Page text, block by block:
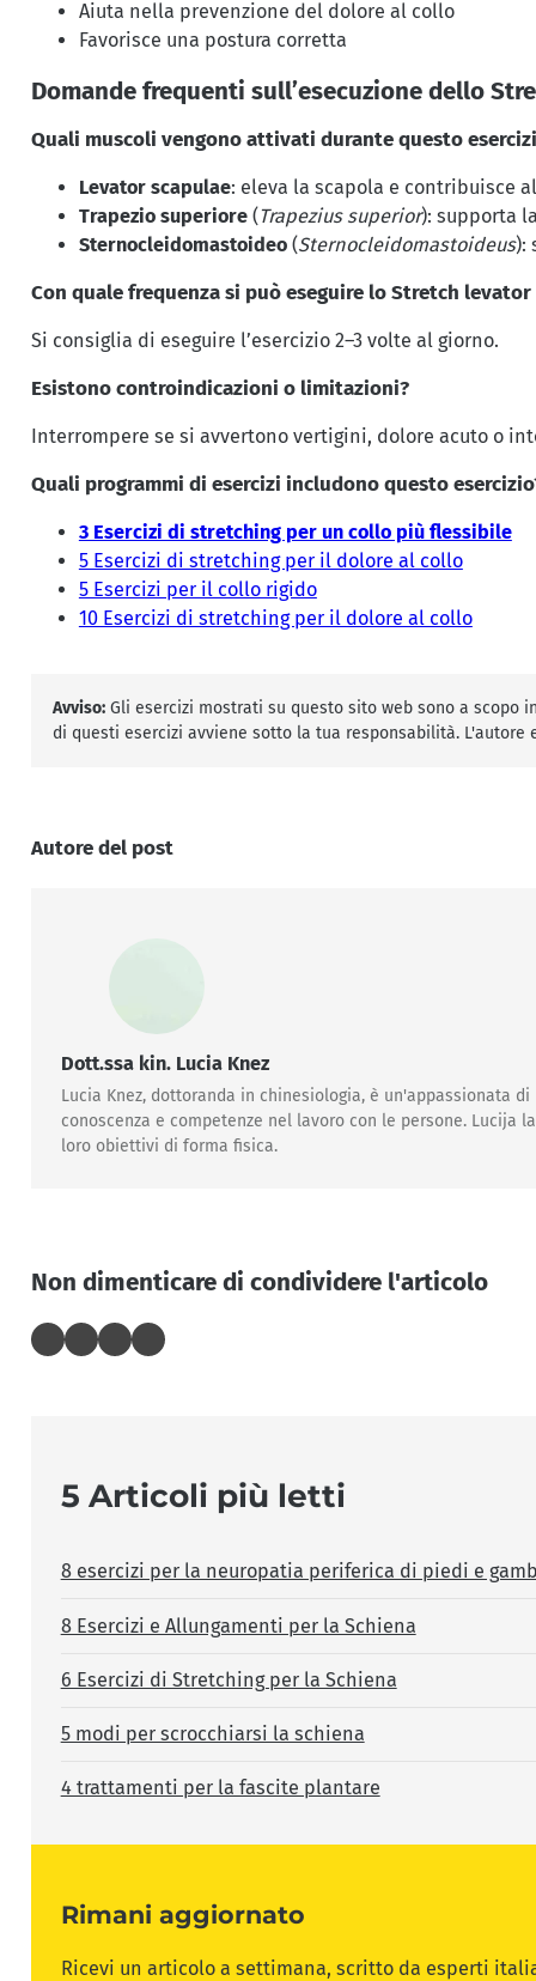
Aiuta nella prevenzione del dolore al collo
Favorisce una postura corretta
Domande frequenti sull’esecuzione dello
Quali muscoli vengono attivati durante questo
Levator scapulae: eleva la scapola e contribuisce
Trapezio superiore(Trapezius superior): supporta
Sternocleidomastoideo(Sternocleidomastoideus):
Con quale frequenza si può eseguire lo Stretch levator
Si consiglia di eseguire l’esercizio 2–3 volte al giorno.
Esistono controindicazioni o limitazioni?
Interrompere se si avvertono vertigini, dolore acuto o
Quali programmi di esercizi includono questo
3 Esercizi di stretching per un collo più flessibile
5 Esercizi di stretching per il dolore al collo
5 Esercizi per il collo rigido
10 Esercizi di stretching per il dolore al collo
Avviso: Gli esercizi mostrati su questo sito web sono a scopo
di questi esercizi avviene sotto la tua responsabilità.
Autore del post
Dott.ssa kin. Lucia Knez
Lucia Knez, dottoranda in chinesiologia, è un'appassionata
conoscenza e competenze nel lavoro con le persone.
loro obiettivi di forma fisica.
Non dimenticare di condividere l'articolo
5 Articoli più letti
8 esercizi per la neuropatia periferica di piedi e
8 Esercizi e Allungamenti per la Schiena
6 Esercizi di Stretching per la Schiena
5 modi per scrocchiarsi la schiena
4 trattamenti per la fascite plantare
Rimani aggiornato
Ricevi un articolo a settimana, scritto da esperti